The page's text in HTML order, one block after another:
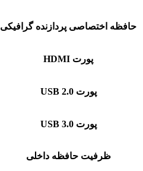
حافظه اختصاصی پردازنده گرافیکی
پورت HDMI
پورت USB 2.0
پورت USB 3.0
ظرفیت حافظه داخلی